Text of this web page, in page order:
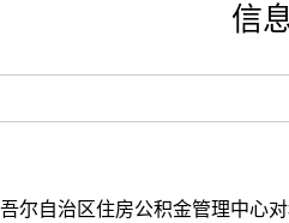
信
尔自治区住房公积金管理中心